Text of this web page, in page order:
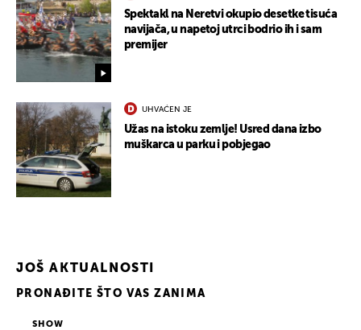
Spektakl na Neretvi okupio desetke tisuća
navijača, u napetoj utrci bodrio ih i sam
premijer
UHVAĆEN JE
Užas na istoku zemlje! Usred dana izbo
muškarca u parku i pobjegao
JOŠ AKTUALNOSTI
PRONAĐITE ŠTO VAS ZANIMA
SHOW